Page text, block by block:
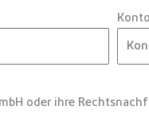
oder ihre